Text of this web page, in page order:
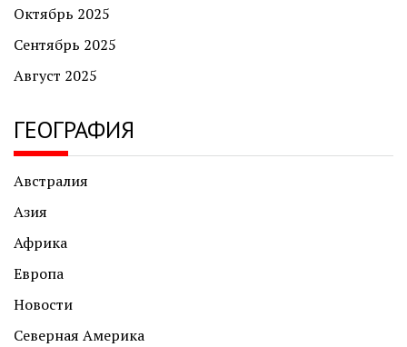
Октябрь 2025
Сентябрь 2025
Август 2025
ГЕОГРАФИЯ
Австралия
Азия
Африка
Европа
Новости
Северная Америка